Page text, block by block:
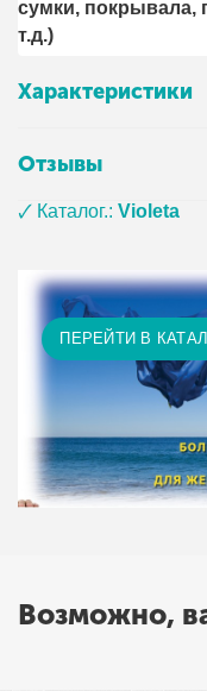
сумки, покрывала,
т.д.)
Характеристики
Отзывы
🗸 Каталог.:Violeta
ПЕРЕЙТИ В
Возможно,